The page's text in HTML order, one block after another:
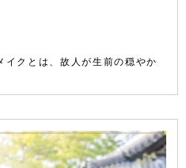
クとは、故人が生前の穏やか